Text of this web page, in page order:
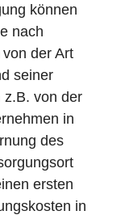
können
nach
der Art
seiner
z.B. von der
in
des
ersten
in